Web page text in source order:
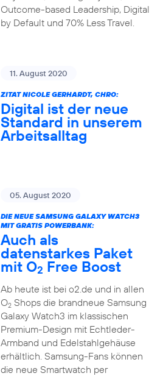
Outcome-based Leadership, Digital
by Default und 70% Less Travel.
11. August 2020
ZITAT NICOLE GERHARDT, CHRO:
Digital ist der neue
Standard in unserem
Arbeitsalltag
05. August 2020
DIE NEUE SAMSUNG GALAXY WATCH3
MIT GRATIS POWERBANK:
Auch als
datenstarkes Paket
mit O2 Free Boost
Ab heute ist bei o2.de und in allen
O2Shops die brandneue Samsung
Galaxy Watch3 im klassischen
Premium-Design mit Echtleder-
Armband und Edelstahlgehäuse
erhältlich. Samsung-Fans können
die neue Smartwatch per